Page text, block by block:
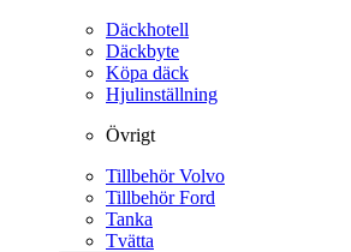
Däckhotell
Däckbyte
Köpa däck
Hjulinställning
Övrigt
Tillbehör Volvo
Tillbehör Ford
Tanka
Tvätta